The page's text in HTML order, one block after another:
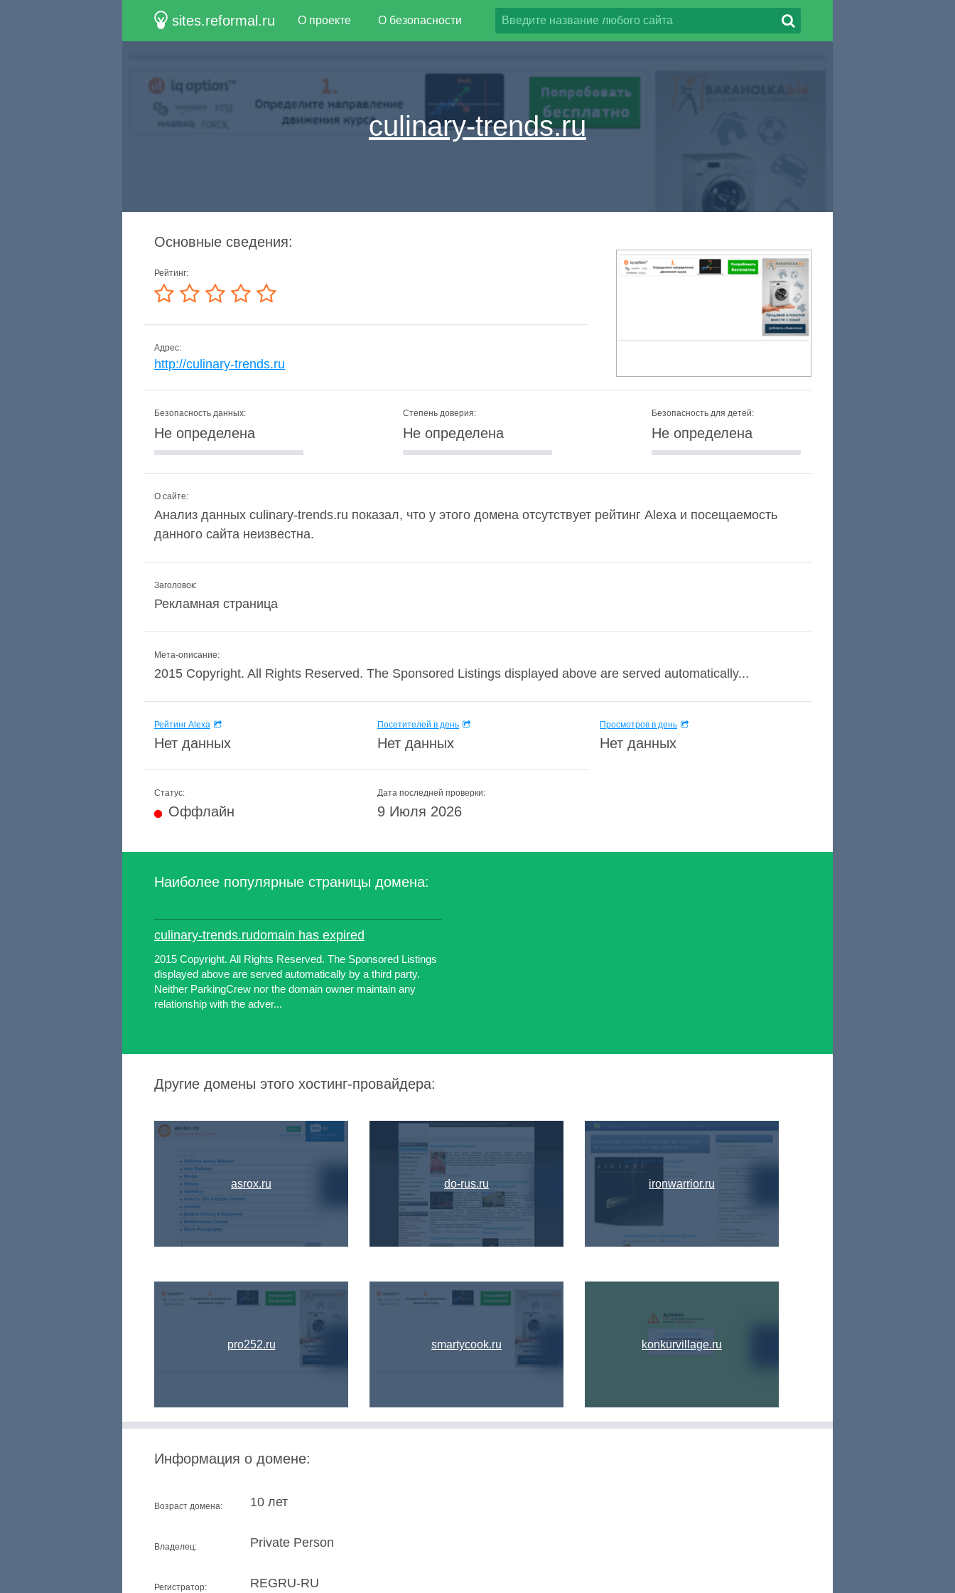
sites.reformal.ru О проекте О безопасности
culinary-trends.ru
Основные сведения:
Рейтинг:
Адрес:
http://culinary-trends.ru
Безопасность данных:
Не определена
Степень доверия:
Не определена
Безопасность для детей:
Не определена
О сайте:
Анализ данных culinary-trends.ru показал, что у этого домена отсутствует рейтинг Alexa и посещаемость
данного сайта неизвестна.
Заголовок:
Рекламная страница
Мета-описание:
2015 Copyright. All Rights Reserved. The Sponsored Listings displayed above are served automatically...
Рейтинг Alexa
Нет данных
Посетителей в день
Нет данных
Просмотров в день
Нет данных
Статус:
Оффлайн
Дата последней проверки:
9 Июля 2026
Наиболее популярные страницы домена:
culinary-trends.rudomain has expired
2015 Copyright. All Rights Reserved. The Sponsored Listings
displayed above are served automatically by a third party.
Neither ParkingCrew nor the domain owner maintain any
relationship with the adver...
Другие домены этого хостинг-провайдера:
asrox.ru
pro252.ru
do-rus.ru
smartycook.ru
ironwarrior.ru
konkurvillage.ru
Информация о домене:
Возраст домена: 10 лет
Владелец: Private Person
Регистратор: REGRU-RU